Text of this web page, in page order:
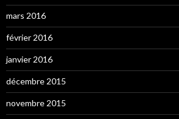
mars 2016
février 2016
janvier 2016
décembre 2015
novembre 2015